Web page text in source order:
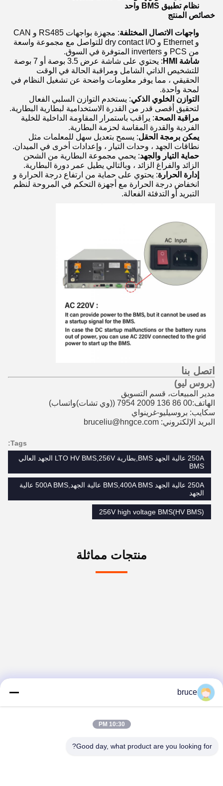
نظام تطبيق BMS واحد
خصائص المنتج
واجهات الاتصال المختلفة
: مجهزة بواجهات RS485 و CAN
و Ethernet و dry contact I/O للتواصل مع مجموعة واسعة
من PCS و inverters المتوفرة في السوق.
شاشة HMI
: يحتوي على شاشة عرض 3.5 بوصة أو 7 بوصة
للتشخيص الذاتي الشامل ومراقبة الحالة في الوقت
الحقيقي ، مما يوفر معلومات واضحة عن تشغيل النظام في
لمحة واحدة.
التوازن الخلوي الذكي: يستخدم التوازن السلبي الفعال
لتحقيق أقصى قدر من القدرة الاستخدامية لبطارية البطارية.
مراقبة الصحة: يراقب باستمرار المقاومة الداخلية للخلية
الفردية والقدرة المقاسة لحزمة البطارية.
يمكن برمجة الحقل: يسمح بتعديل سهل للمعلمات مثل
نطاقات الجهد ، وحدات التيار ، وإعدادات أخرى في الميدان.
حماية التيار والجهد: يحمي مجموعة البطارية من الشحن
الزائد والفراغ الزائد ، وبالتالي يطيل عمر دورة البطارية.
إدارة الحرارة: يحتوي على حماية من ارتفاع درجة الحرارة و
انخفاض درجة الحرارة مع أجهزة التحكم في المروحة لنظم
التبريد أو التدفئة الفعالة.
اتصل بنا
(بروس ليو)
مدير المبيعات، قسم التسويق
الهاتف:00 86 136 2009 7954 (
(وي تشات)واتساب)
سكايب: بروسيليو-غرينواي
البريد الإلكتروني: bruceliu@hngce.com
Tags:
250A عالية الجهد BMS,بطارية LTO HV BMS,256V الجهد العالي
BMS
250A عالية الجهد BMS,400A BMS عالية الجهد,500A BMS عالية
الجهد
256V high voltage BMS(HV BMS)
منتجات مماثلة
bruce
10:30 PM
Good day, what product are you looking for?